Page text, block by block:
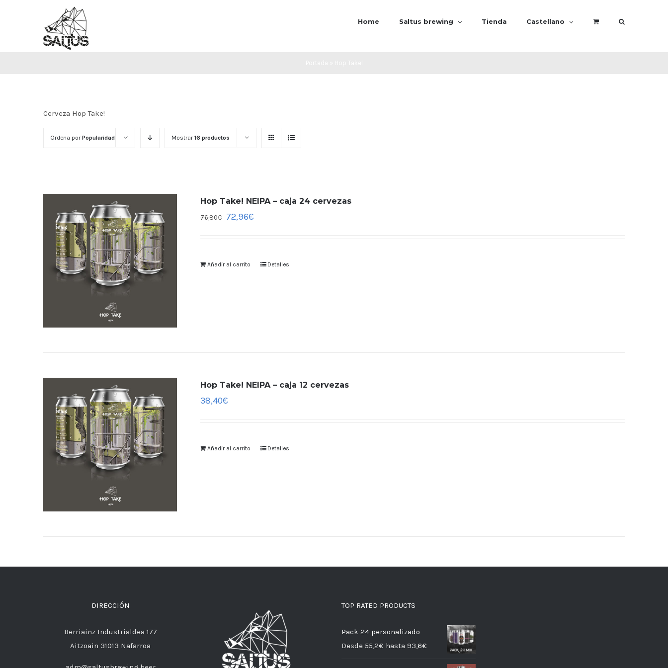
Home Saltus brewing Tienda Castellano
Cerveza Hop Take!
Ordena porPopularidad Mostrar16 productos
Hop Take! NEIPA – caja 24 cervezas
76,80€ 72,96€
Añadir al carrito Detalles
Hop Take! NEIPA – caja 12 cervezas
38,40€
Añadir al carrito Detalles
DIRECCIÓN
Berriainz Industrialdea 177
Aitzoain 31013 Nafarroa
TOP RATED PRODUCTS
Pack 24 personalizado
Desde 55,2€ hasta 93,6€